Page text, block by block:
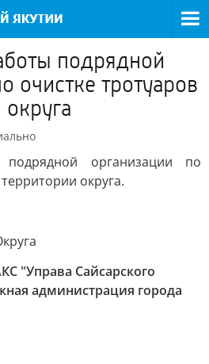
подрядной
очистке тротуаров
подрядной организации по
округа.
"Управа Сайсарского
администрация города